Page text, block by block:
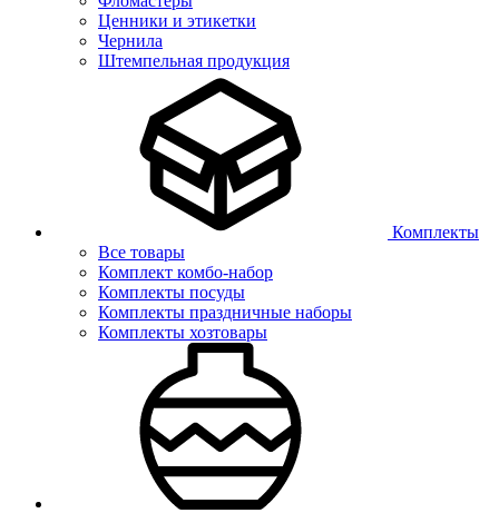
Ценники и этикетки
Чернила
Штемпельная продукция
Комплекты
Все товары
Комплект комбо-набор
Комплекты посуды
Комплекты праздничные наборы
Комплекты хозтовары